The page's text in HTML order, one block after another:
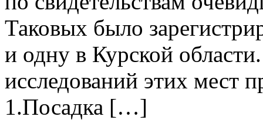
Таковых было
и одну в Курской
исследований этих мест
1.Посадка […]